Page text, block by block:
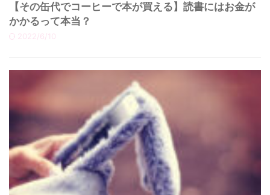
【その缶代でコーヒーで本が買える】読書にはお金が
かかるって本当？
2022/6/10